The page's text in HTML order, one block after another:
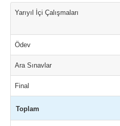
Yarıyıl İçi Çalışmaları
Ödev
Ara Sınavlar
Final
Toplam